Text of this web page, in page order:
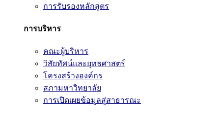
การรับรองหลักสูตร
การบริหาร
คณะผู้บริหาร
วิสัยทัศน์และยุทธศาสตร์
โครงสร้างองค์กร
สภามหาวิทยาลัย
การเปิดเผยข้อมูลสู่สาธารณะ